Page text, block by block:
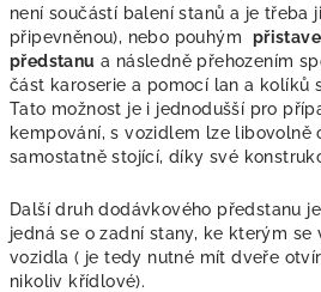
není součástí balení stanů a je třeba
připevněnou), nebo pouhým
předstanu a následně přehozením
část karoserie a pomocí lan a kolíků
Tato možnost je i jednodušší pro
kempování, s vozidlem lze libovolně
samostatně stojící, díky své
Další druh dodávkového předstanu je
jedná se o zadní stany, ke kterým se
vozidla ( je tedy nutné mít dveře
nikoliv křídlové).